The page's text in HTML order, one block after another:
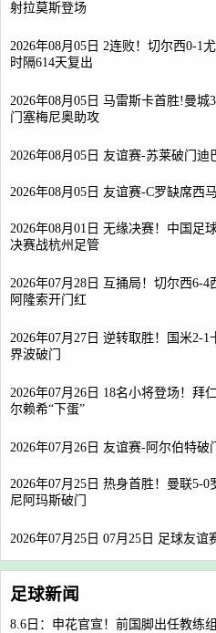
射拉莫斯登场
2026年08月05日 2连败！切尔西0-1
时隔614天复出
2026年08月05日 马雷斯卡首胜!曼
门塞梅尼奥助攻
2026年08月05日 友谊赛-苏莱破门
2026年08月05日 友谊赛-C罗缺席西
2026年08月01日 无缘决赛！中国足
决赛战杭州足管
2026年07月28日 互捅局！切尔西6-
阿隆索开门红
2026年07月27日 逆转取胜！国米2-
界波破门
2026年07月26日 18名小将登场！拜
尔赖希“下蛋”
2026年07月26日 友谊赛-阿尔伯特
2026年07月25日 热身首胜！曼联5-
尼阿玛斯破门
2026年07月25日 07月25日 足球友
足球新闻
8.6日：申花官宣！前国脚出任教练